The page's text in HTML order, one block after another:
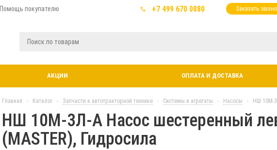
Помощь покупателю +7 499 670 0880 Заказать
АКЦИИ ОПЛАТА И ДОСТАВКА
Главная - Каталог - Запчасти к автотракторной технике - Системы и агрегаты - Насосы - НШ 10М-
НШ 10М-3Л-А Насос шестеренный
(MASTER), Гидросила